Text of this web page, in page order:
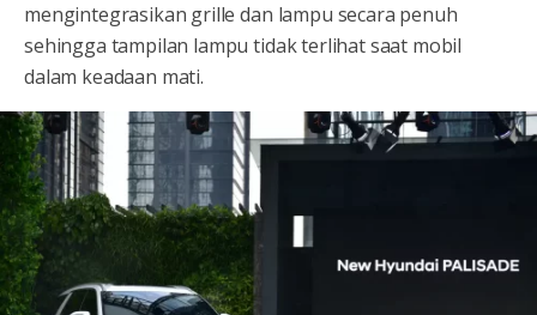
mengintegrasikan grille dan lampu secara penuh
sehingga tampilan lampu tidak terlihat saat mobil
dalam keadaan mati.